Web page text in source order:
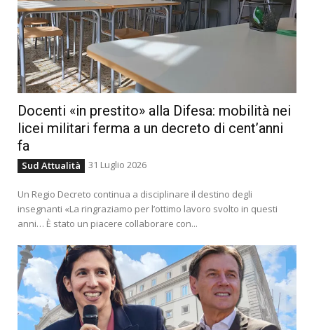
Docenti «in prestito» alla Difesa: mobilità nei
licei militari ferma a un decreto di cent’anni
fa
Sud Attualità 31 Luglio 2026
Un Regio Decreto continua a disciplinare il destino degli
insegnanti «La ringraziamo per l’ottimo lavoro svolto in questi
anni… È stato un piacere collaborare con...